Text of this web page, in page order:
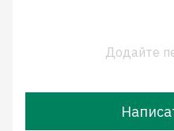
Додайте